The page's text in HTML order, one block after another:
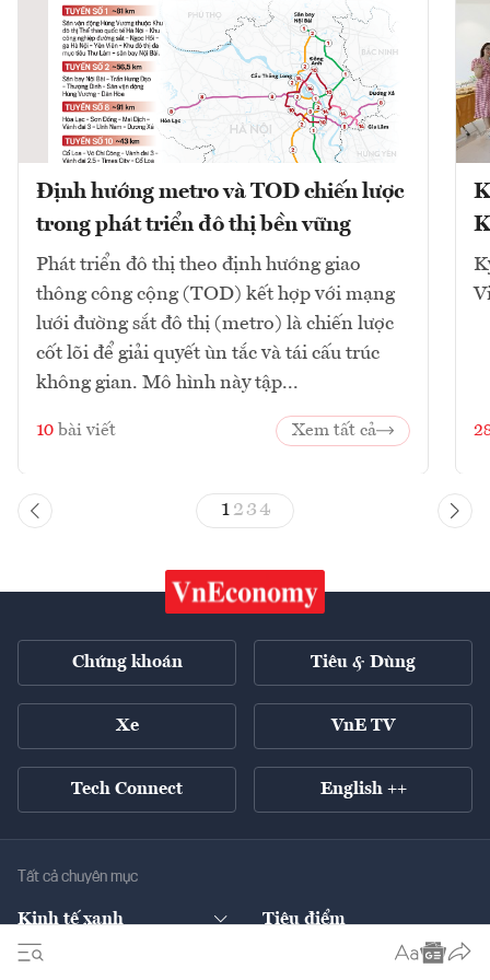
Định hướng metro và TOD chiến lược
trong phát triển đô thị bền vững
Phát triển đô thị theo định hướng giao
thông công cộng (TOD) kết hợp với mạng
lưới đường sắt đô thị (metro) là chiến lược
cốt lõi để giải quyết ùn tắc và tái cấu trúc
không gian. Mô hình này tập...
10 bài viết Xem tất cả
1 23 4
Chứng khoán Tiêu & Dùng
Xe VnE TV
Tech Connect English ++
Tất cả chuyên mục
Kinh tế xanh
Chuyển động xanh
Tiêu điểm
Tài chính